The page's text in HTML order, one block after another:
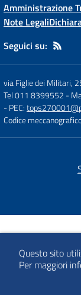
Amministrazione
Note Legali
Seguici su:
via Figlie dei Militari,
Tel 011 8399552 -
- PEC:
Codice
Questo sito
Per maggiori